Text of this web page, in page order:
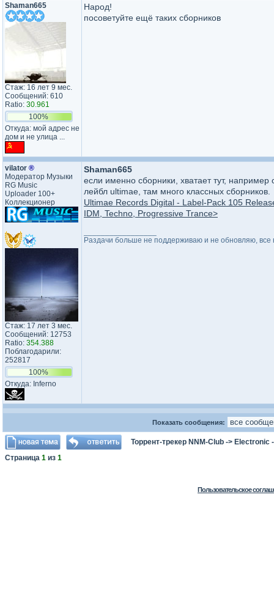
Shaman665
Стаж: 16 лет 9 мес.
Сообщений: 610
Ratio: 30.961
100%
Откуда: мой адрес не
дом и не улица ...
Народ!
посоветуйте ещё таких сборников
vilator ®
Модератор Музыки
RG Music
Uploader 100+
Коллекционер
Стаж: 17 лет 3 мес.
Сообщений: 12753
Ratio: 354.388
Поблагодарили:
252817
100%
Откуда: Inferno
Shaman665
если именно сборники, хватает тут, например
лейбл ultimae, там много классных сборников.
Ultimae Records Digital - Label-Pack 105
IDM, Techno, Progressive Trance>
Раздачи больше не поддерживаю и не обновляю, все
Показать сообщения:
Торрент-трекер NNM-Club -> Electronic
Страница 1 из 1
Пользовательское